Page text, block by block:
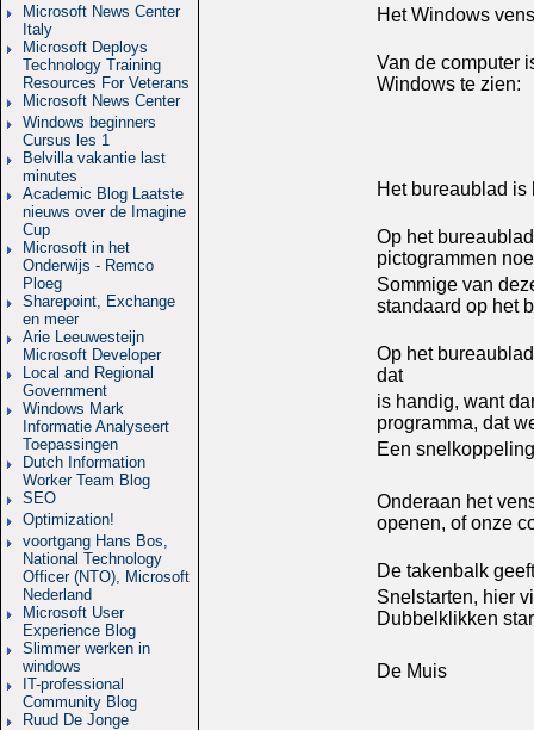
Microsoft News Center
Italy
Microsoft Deploys
Technology Training
Resources For Veterans
Microsoft News Center
Windows beginners
Cursus les 1
Belvilla vakantie last
minutes
Academic Blog Laatste
nieuws over de Imagine
Cup
Microsoft in het
Onderwijs - Remco
Ploeg
Sharepoint, Exchange
en meer
Arie Leeuwesteijn
Microsoft Developer
Local and Regional
Government
Windows Mark
Informatie Analyseert
Toepassingen
Dutch Information
Worker Team Blog
SEO
Optimization!
voortgang Hans Bos,
National Technology
Officer (NTO), Microsoft
Nederland
Microsoft User
Experience Blog
Slimmer werken in
windows
IT-professional
Community Blog
Ruud De Jonge
Het Windows
Van de computer
Windows te zien:
Het bureaublad is
Op het
pictogrammen
Sommige van
standaard op het
Op het
dat
is handig, want
programma, dat
Een
Onderaan het
openen, of onze
De takenbalk
Snelstarten, hier
Dubbelklikken
De Muis